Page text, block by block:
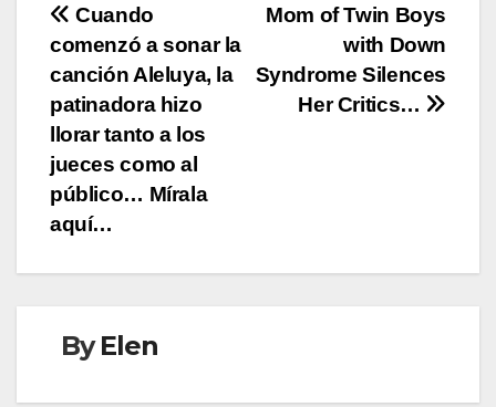
Post
navigation
Mom of Twin Boys
with Down
Syndrome Silences
Her Critics…
Cuando
comenzó a sonar la
canción Aleluya, la
patinadora hizo
llorar tanto a los
jueces como al
público… Mírala
aquí…
ByElen